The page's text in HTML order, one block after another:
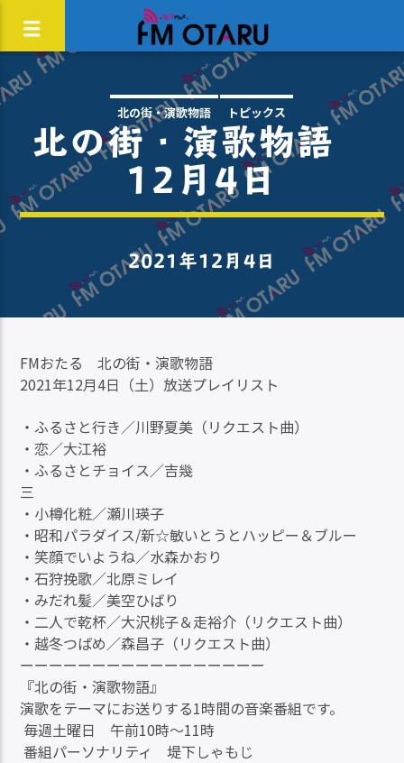
北の街・演歌物語 トピックス
北の街・演歌物語
12月4日
2021年12月4日
FMおたる 北の街・演歌物語
2021年12月4日（土）放送プレイリスト
・ふるさと行き／川野夏美（リクエスト曲）
・恋／大江裕
・ふるさとチョイス／吉幾
三
・小樽化粧／瀬川瑛子
・昭和パラダイス/新☆敏いとうとハッピー＆ブルー
・笑顔でいようね／水森かおり
・石狩挽歌／北原ミレイ
・みだれ髪／美空ひばり
・二人で乾杯／大沢桃子＆走裕介（リクエスト曲）
・越冬つばめ／森昌子（リクエスト曲）
ーーーーーーーーーーーーーーーーー
『北の街・演歌物語』
演歌をテーマにお送りする1時間の音楽番組です。
毎週土曜日 午前10時〜11時
番組パーソナリティ 堤下しゃもじ